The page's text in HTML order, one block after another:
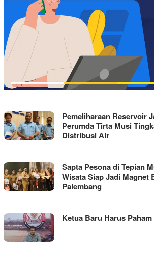
Pemeliharaan Reservoir
Perumda Tirta Musi
Distribusi Air
Sapta Pesona di Tepian
Wisata Siap Jadi Magnet
Palembang
Ketua Baru Harus